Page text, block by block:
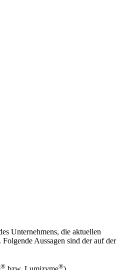
Unternehmens, die aktuellen
Aussagen sind der auf der
® ®